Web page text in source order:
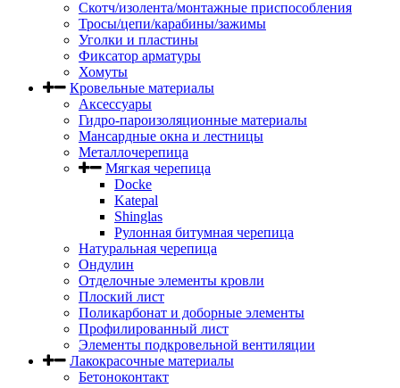
Скотч/изолента/монтажные приспособления
Тросы/цепи/карабины/зажимы
Уголки и пластины
Фиксатор арматуры
Хомуты
Кровельные материалы
Аксессуары
Гидро-пароизоляционные материалы
Мансардные окна и лестницы
Металлочерепица
Мягкая черепица
Docke
Katepal
Shinglas
Рулонная битумная черепица
Натуральная черепица
Ондулин
Отделочные элементы кровли
Плоский лист
Поликарбонат и доборные элементы
Профилированный лист
Элементы подкровельной вентиляции
Лакокрасочные материалы
Бетоноконтакт